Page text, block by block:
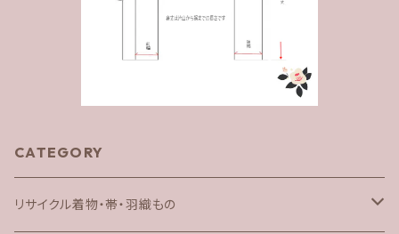
CATEGORY
リサイクル着物・帯・羽織もの